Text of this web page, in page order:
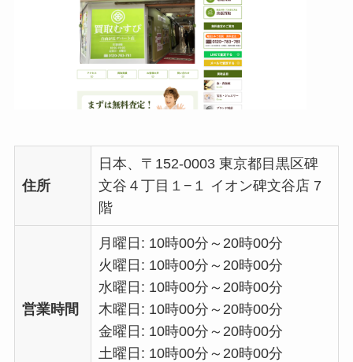
住所
日本、〒152-0003 東京都目黒区碑
文谷４丁目１−１ イオン碑文谷店 7
階
営業時間
月曜日: 10時00分～20時00分
火曜日: 10時00分～20時00分
水曜日: 10時00分～20時00分
木曜日: 10時00分～20時00分
金曜日: 10時00分～20時00分
土曜日: 10時00分～20時00分